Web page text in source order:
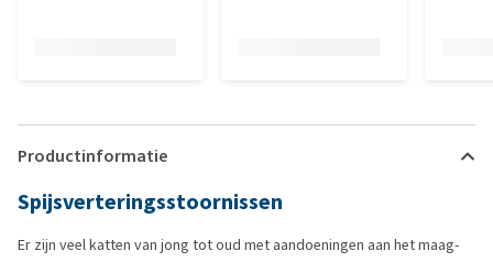
Productinformatie
Spijsverteringsstoornissen
Er zijn veel katten van jong tot oud met aandoeningen aan het maag-